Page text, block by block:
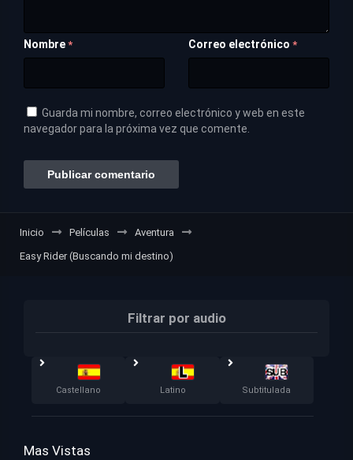
Nombre * Correo electrónico *
Guarda mi nombre, correo electrónico y web en este
navegador para la próxima vez que comente.
Inicio Películas
Aventura
Easy Rider (Buscando mi destino)
Filtrar por audio
Castellano Latino Subtitulada
Mas Vistas